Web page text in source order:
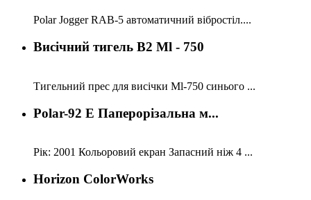
Polar Jogger RAB-5 автоматичний вібростіл....
Висічний тигель В2 Ml - 750
Тигельний прес для висічки Ml-750 синього ...
Polar-92 E Паперорізальна м...
Рік: 2001 Кольоровий екран Запасний ніж 4 ...
Horizon ColorWorks